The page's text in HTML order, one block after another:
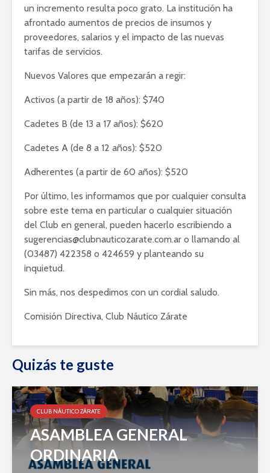
un incremento resulta poco grato. La institución ha
afrontado aumentos de precios de insumos y
proveedores, salarios y el impacto de las nuevas
tarifas de servicios.
Nuevos Valores que empezarán a regir:
Activos (a partir de 18 años): $740
Cadetes B (de 13 a 17 años): $620
Cadetes A (de 8 a 12 años): $520
Adherentes (a partir de 60 años): $520
Por último, les informamos que por cualquier consulta
sobre este tema en particular o cualquier situación
del Club en general, pueden hacerlo escribiendo a
sugerencias@clubnauticozarate.com.ar o llamando al
(03487) 422358 o 424659 y planteando su
inquietud.
Sin más, nos despedimos con un cordial saludo.
Comisión Directiva, Club Náutico Zárate
Quizás te guste
CLUB NÁUTICO ZÁRATE
ASAMBLEA GENERAL
ORDINARIA